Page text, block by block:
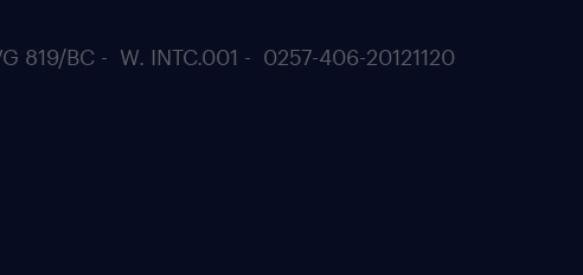
819/BC - W. INTC.001 - 0257-406-20121120